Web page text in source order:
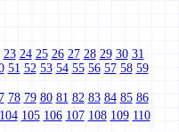
23 24 25 26 27 28 29 30 31
51 52 53 54 55 56 57 58 59
78 79 80 81 82 83 84 85 86
104 105 106 107 108 109 110